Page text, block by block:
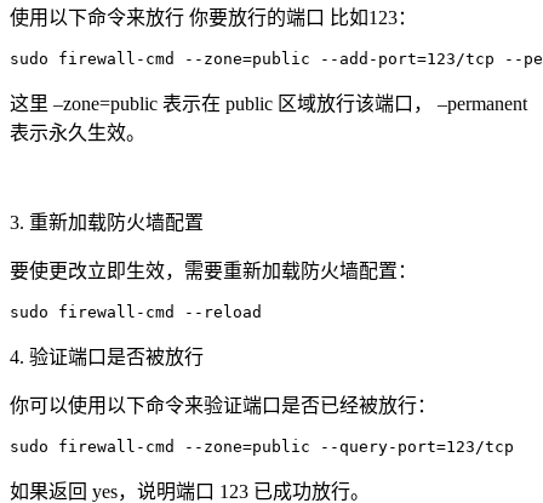
使用以下命令来放行 你要放行的端口 比如123：
sudo firewall-cmd --zone=public --add-port=123/tcp --
这里 –zone=public 表示在 public 区域放行该端口， –permanent
表示永久生效。
3. 重新加载防火墙配置
要使更改立即生效，需要重新加载防火墙配置：
sudo firewall-cmd --reload
4. 验证端口是否被放行
你可以使用以下命令来验证端口是否已经被放行：
sudo firewall-cmd --zone=public --query-port=123/tcp
如果返回 yes，说明端口 123 已成功放行。